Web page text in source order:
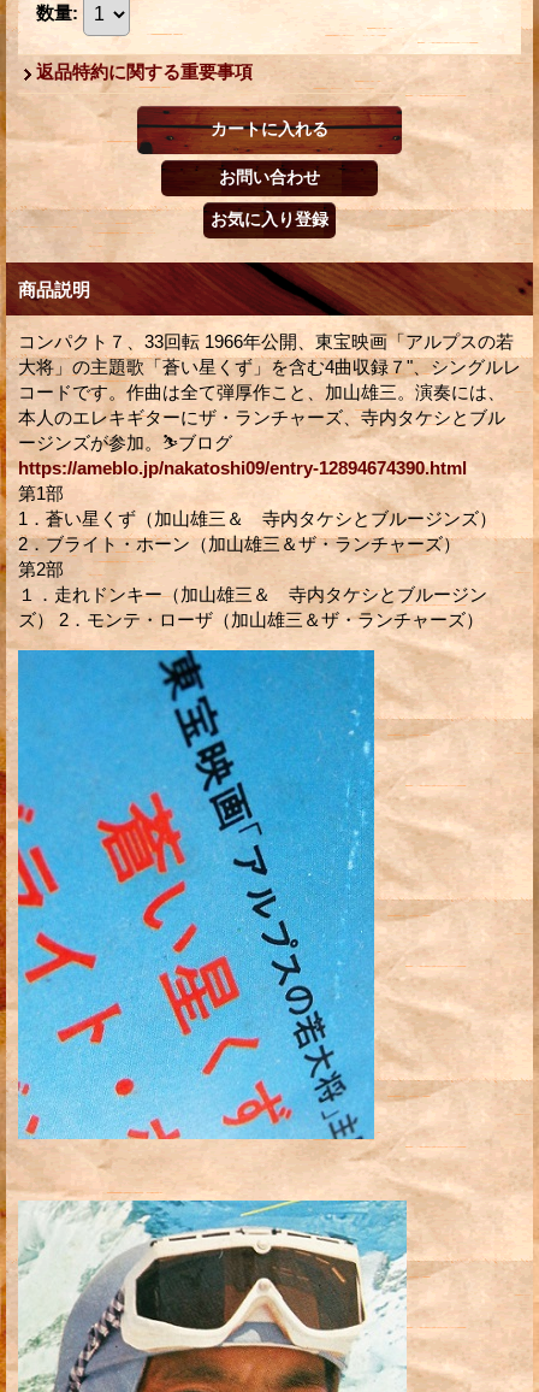
数量:
返品特約に関する重要事項
商品説明
コンパクト７、33回転 1966年公開、東宝映画「アルプスの若
大将」の主題歌「蒼い星くず」を含む4曲収録７"、シングルレ
コードです。作曲は全て弾厚作こと、加山雄三。演奏には、
本人のエレキギターにザ・ランチャーズ、寺内タケシとブル
ージンズが参加。⛷ブログ
https://ameblo.jp/nakatoshi09/entry-12894674390.html
第1部
1．蒼い星くず（加山雄三＆ 寺内タケシとブルージンズ）
2．ブライト・ホーン（加山雄三＆ザ・ランチャーズ）
第2部
１．走れドンキー（加山雄三＆ 寺内タケシとブルージン
ズ） 2．モンテ・ローザ（加山雄三＆ザ・ランチャーズ）